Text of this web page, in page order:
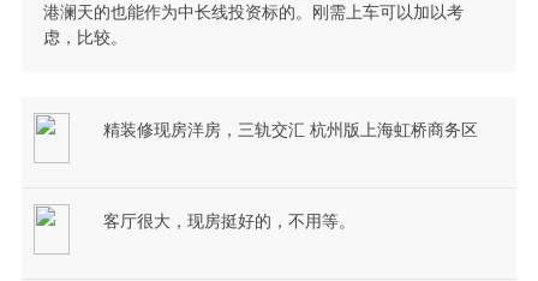
港澜天的也能作为中长线投资标的。刚需上车可以加以考
虑，比较。
精装修现房洋房，三轨交汇 杭州版上海虹桥商务区
客厅很大，现房挺好的，不用等。